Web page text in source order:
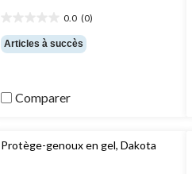
0.0 (0)
étoile(s)
sur
Articles à succès
Comparer
Protège-genoux en gel, Dakota